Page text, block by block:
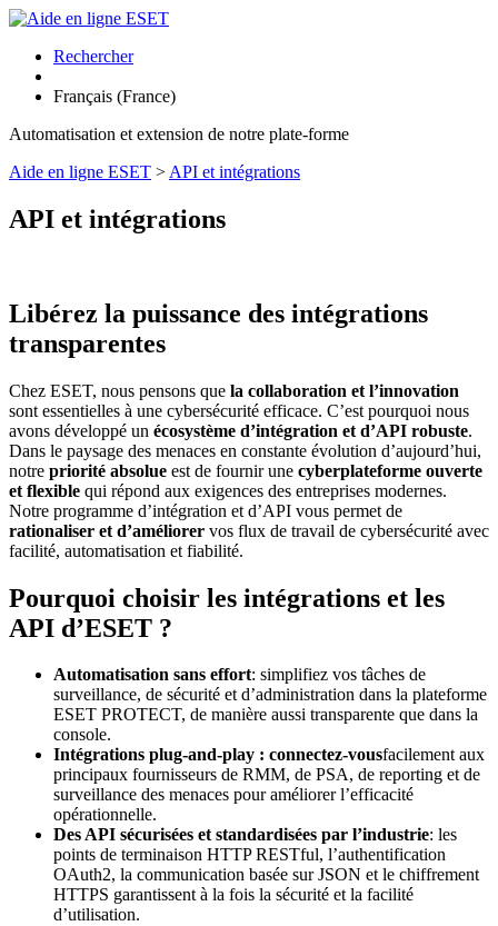
Rechercher
Français (France)
Automatisation et extension de notre plate-forme
Aide en ligne ESET > API et intégrations
API et intégrations
Libérez la puissance des intégrations
transparentes
Chez ESET, nous pensons que la collaboration et l’innovation
sont essentielles à une cybersécurité efficace. C’est pourquoi nous
avons développé un écosystème d’intégration et d’API robuste.
Dans le paysage des menaces en constante évolution d’aujourd’hui,
notre priorité absolue est de fournir une cyberplateforme ouverte
et flexible qui répond aux exigences des entreprises modernes.
Notre programme d’intégration et d’API vous permet de
rationaliser et d’améliorer vos flux de travail de cybersécurité avec
facilité, automatisation et fiabilité.
Pourquoi choisir les intégrations et les
API d’ESET ?
Automatisation sans effort: simplifiez vos tâches de
surveillance, de sécurité et d’administration dans la plateforme
ESET PROTECT, de manière aussi transparente que dans la
console.
Intégrations plug-and-play : connectez-vousfacilement aux
principaux fournisseurs de RMM, de PSA, de reporting et de
surveillance des menaces pour améliorer l’efficacité
opérationnelle.
Des API sécurisées et standardisées par l’industrie: les
points de terminaison HTTP RESTful, l’authentification
OAuth2, la communication basée sur JSON et le chiffrement
HTTPS garantissent à la fois la sécurité et la facilité
d’utilisation.